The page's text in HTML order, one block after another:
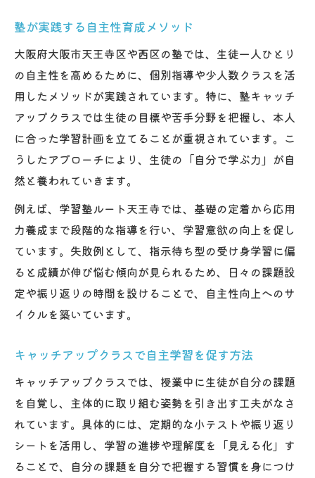
塾が実践する自主性育成メソッド
大阪府大阪市天王寺区や西区の塾では、生徒一人ひとり
の自主性を高めるために、個別指導や少人数クラスを活
用したメソッドが実践されています。特に、塾キャッチ
アップクラスでは生徒の目標や苦手分野を把握し、本人
に合った学習計画を立てることが重視されています。こ
うしたアプローチにより、生徒の「自分で学ぶ力」が自
然と養われていきます。
例えば、学習塾ルート天王寺では、基礎の定着から応用
力養成まで段階的な指導を行い、学習意欲の向上を促し
ています。失敗例として、指示待ち型の受け身学習に偏
ると成績が伸び悩む傾向が見られるため、日々の課題設
定や振り返りの時間を設けることで、自主性向上へのサ
イクルを築いています。
キャッチアップクラスで自主学習を促す方法
キャッチアップクラスでは、授業中に生徒が自分の課題
を自覚し、主体的に取り組む姿勢を引き出す工夫がなさ
れています。具体的には、定期的な小テストや振り返り
シートを活用し、学習の進捗や理解度を「見える化」す
ることで、自分の課題を自分で把握する習慣を身につけ